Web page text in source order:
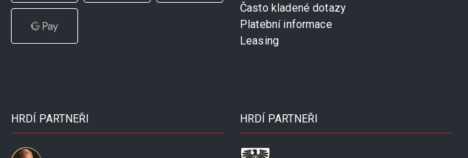
Často kladené dotazy
Platební informace
Leasing
HRDÍ PARTNEŘI HRDÍ PARTNEŘI